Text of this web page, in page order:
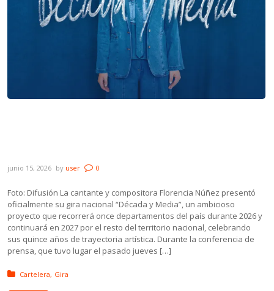
junio 15, 2026 by user 0
Foto: Difusión La cantante y compositora Florencia Núñez presentó
oficialmente su gira nacional “Década y Media”, un ambicioso
proyecto que recorrerá once departamentos del país durante 2026 y
continuará en 2027 por el resto del territorio nacional, celebrando
sus quince años de trayectoria artística. Durante la conferencia de
prensa, que tuvo lugar el pasado jueves […]
Posted in:
Cartelera Gira